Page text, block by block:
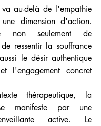
va au-delà de l'empathie
dimension d'action.
non seulement de
ressentir la souffrance
le désir authentique
l'engagement concret
thérapeutique, la
manifeste par une
active. Le